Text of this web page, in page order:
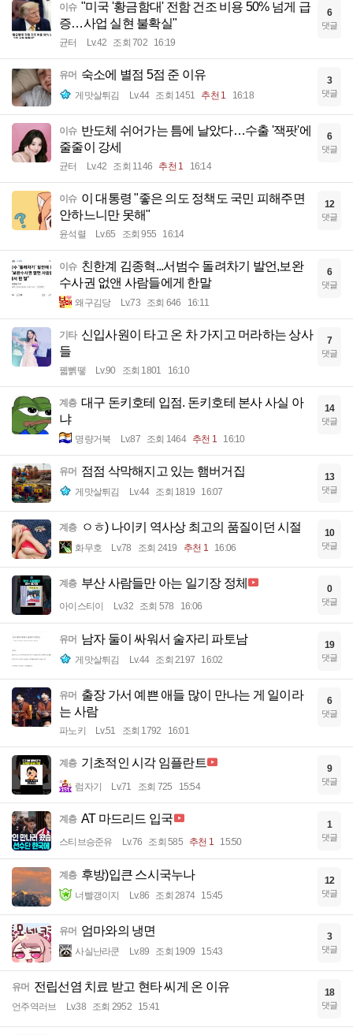
이슈 "미국 '황금함대' 전함 건조 비용 50% 넘게 급
증…사업 실현 불확실"
균터 Lv.42 조회 702 16:19
6
댓글
유머 숙소에 별점 5점 준 이유
게맛살튀김 Lv.44 조회 1451 추천 1 16:18
3
댓글
이슈 반도체 쉬어가는 틈에 날았다…수출 '잭팟'에
줄줄이 강세
균터 Lv.42 조회 1146 추천 1 16:14
6
댓글
이슈 이 대통령 "좋은 의도 정책도 국민 피해주면
안하느니만 못해"
윤석렬 Lv.65 조회 955 16:14
12
댓글
이슈 친한계 김종혁...서범수 돌려차기 발언,보완
수사권 없앤 사람들에게 한말
왜구김당 Lv.73 조회 646 16:11
6
댓글
기타 신입사원이 타고 온 차 가지고 머라하는 상사
들
꿻뻵뗗 Lv.90 조회 1801 16:10
7
댓글
계층 대구 돈키호테 입점. 돈키호테 본사 사실 아
냐
명량거북 Lv.87 조회 1464 추천 1 16:10
14
댓글
유머 점점 삭막해지고 있는 햄버거집
게맛살튀김 Lv.44 조회 1819 16:07
13
댓글
계층 ㅇㅎ) 나이키 역사상 최고의 품질이던 시절
화무호 Lv.78 조회 2419 추천 1 16:06
10
댓글
계층 부산 사람들만 아는 일기장 정체
아이스티이 Lv.32 조회 578 16:06
0
댓글
유머 남자 둘이 싸워서 술자리 파토남
게맛살튀김 Lv.44 조회 2197 16:02
19
댓글
유머 출장 가서 예쁜 애들 많이 만나는 게 일이라
는 사람
파노키 Lv.51 조회 1792 16:01
6
댓글
계층 기초적인 시각 임플란트
럼자기 Lv.71 조회 725 15:54
9
댓글
계층 AT 마드리드 입국
스티브승준유 Lv.76 조회 585 추천 1 15:50
1
댓글
계층 후방)입큰 스시국누나
너빨갱이지 Lv.86 조회 2874 15:45
12
댓글
유머 엄마와의 냉면
사실난라쿤 Lv.89 조회 1909 15:43
3
댓글
유머 전립선염 치료 받고 현타 씨게 온 이유
언주역러브 Lv.38 조회 2952 15:41
18
댓글